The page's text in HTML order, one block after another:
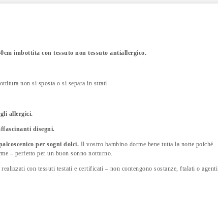
60x40
quantità
imbottita con tessuto non tessuto antiallergico.
non si sposta o si separa in strati.
allergici.
disegni.
per sogni dolci. Il vostro bambino dorme bene tutta la notte poiché
– perfetto per un buon sonno notturno.
con tessuti testati e certificati – non contengono sostanze, ftalati o agenti